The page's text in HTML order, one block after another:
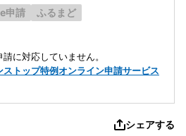
申請
ふるまど
に対応していません。
ストップ特例オンライン申請サービス
シェアする